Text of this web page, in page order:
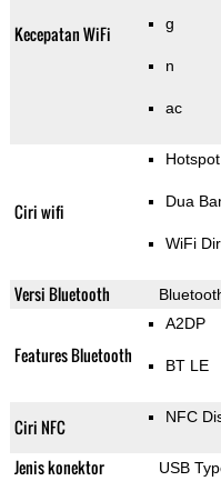
Kecepatan WiFi g
n
ac
Ciri wifi Dua
WiFi
Versi Bluetooth
Features Bluetooth
A2DP
BT LE
Ciri NFC NFC
Jenis konektor USB